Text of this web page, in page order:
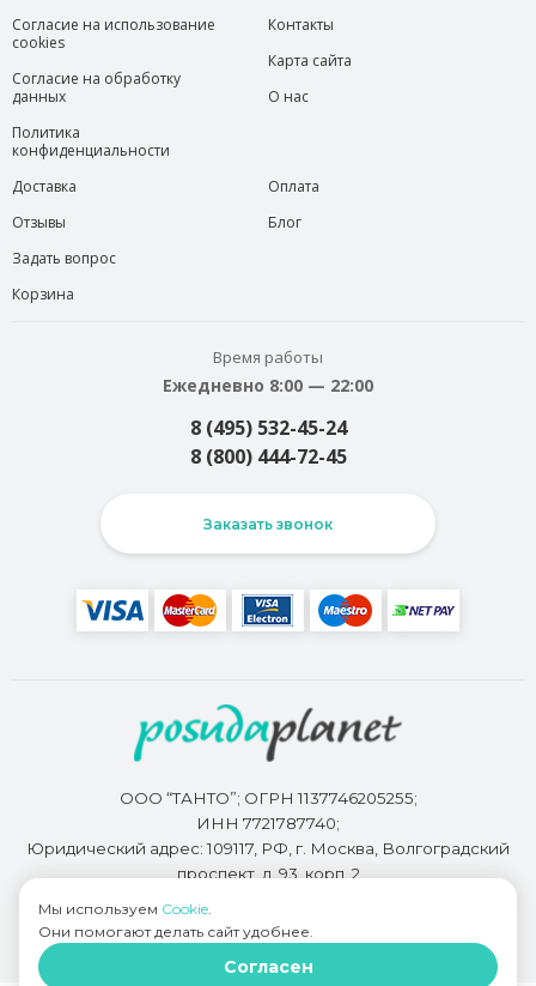
Согласие на использование
cookies
Согласие на обработку
данных
Политика
конфиденциальности
Контакты
Карта сайта
О нас
Доставка
Отзывы
Задать вопрос
Корзина
Оплата
Блог
Время работы
Ежедневно 8:00 — 22:00
8 (495) 532-45-24
8 (800) 444-72-45
Заказать звонок
ООО “ТАНТО”; ОГРН 1137746205255;
ИНН 7721787740;
Юридический адрес: 109117, РФ, г. Москва, Волгоградский
проспект, д. 93, корп. 2
Разработкой сайта занимается
Мы используем Cookie.
Они помогают делать сайт удобнее.
Согласен